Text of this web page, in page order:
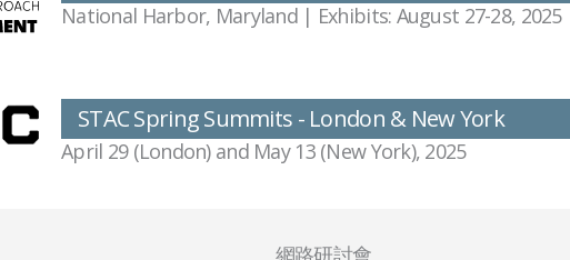
National Harbor, Maryland | Exhibits: August 27-28, 2025
STAC Spring Summits - London & New York
April 29 (London) and May 13 (New York), 2025
網路研討會